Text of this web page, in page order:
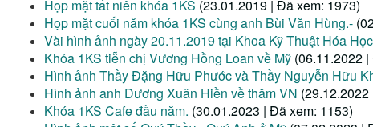
Họp mặt tất niên khóa 1KS (23.01.2019 | Đã xem: 1973)
Họp mặt cuối năm khóa 1KS cùng anh Bùi Văn Hùng.-
Vài hình ảnh ngày 20.11.2019 tại Khoa Kỹ Thuật Hóa
Khóa 1KS tiễn chị Vương Hồng Loan về Mỹ (06.11.2022
Hình ảnh Thầy Đặng Hữu Phước và Thầy Nguyễn Hữu
Hình ảnh anh Dương Xuân Hiền về thăm VN
Khóa 1KS Cafe đầu năm. (30.01.2023 | Đã xem: 1153)